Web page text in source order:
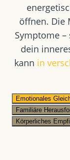
öffnen. Die
Symptome
dein
kann in
Emotionales
Familiäre
Körperliches